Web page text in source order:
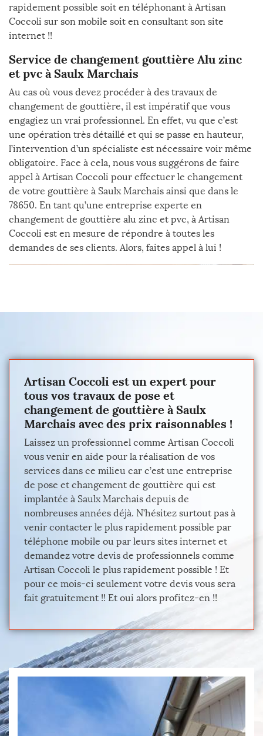
rapidement possible soit en téléphonant à Artisan
Coccoli sur son mobile soit en consultant son site
internet !!
Service de changement gouttière Alu zinc
et pvc à Saulx Marchais
Au cas où vous devez procéder à des travaux de
changement de gouttière, il est impératif que vous
engagiez un vrai professionnel. En effet, vu que c’est
une opération très détaillé et qui se passe en hauteur,
l’intervention d’un spécialiste est nécessaire voir même
obligatoire. Face à cela, nous vous suggérons de faire
appel à Artisan Coccoli pour effectuer le changement
de votre gouttière à Saulx Marchais ainsi que dans le
78650. En tant qu’une entreprise experte en
changement de gouttière alu zinc et pvc, à Artisan
Coccoli est en mesure de répondre à toutes les
demandes de ses clients. Alors, faites appel à lui !
Artisan Coccoli est un expert pour
tous vos travaux de pose et
changement de gouttière à Saulx
Marchais avec des prix raisonnables !
Laissez un professionnel comme Artisan Coccoli
vous venir en aide pour la réalisation de vos
services dans ce milieu car c’est une entreprise
de pose et changement de gouttière qui est
implantée à Saulx Marchais depuis de
nombreuses années déjà. N’hésitez surtout pas à
venir contacter le plus rapidement possible par
téléphone mobile ou par leurs sites internet et
demandez votre devis de professionnels comme
Artisan Coccoli le plus rapidement possible ! Et
pour ce mois-ci seulement votre devis vous sera
fait gratuitement !! Et oui alors profitez-en !!